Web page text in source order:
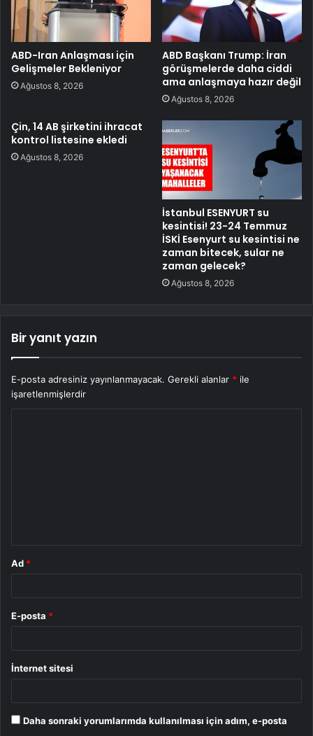
ABD-Iran Anlaşması için
Gelişmeler Bekleniyor
Ağustos 8, 2026
ABD Başkanı Trump: İran
görüşmelerde daha ciddi
ama anlaşmaya hazır değil
Ağustos 8, 2026
Çin, 14 AB şirketini ihracat
kontrol listesine ekledi
Ağustos 8, 2026
İstanbul ESENYURT su
kesintisi! 23-24 Temmuz
İSKİ Esenyurt su kesintisi ne
zaman bitecek, sular ne
zaman gelecek?
Ağustos 8, 2026
Bir yanıt yazın
E-posta adresiniz yayınlanmayacak. Gerekli alanlar * ile
işaretlenmişlerdir
Ad *
E-posta *
İnternet sitesi
Daha sonraki yorumlarımda kullanılması için adım, e-posta